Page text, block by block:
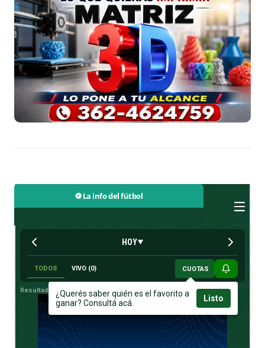
⚽ La info del fútbol